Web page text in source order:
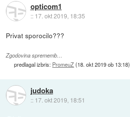
opticom1
:: 17. okt 2019, 18:35
Privat sporocilo???
Zgodovina sprememb…
predlagal izbris: PromeuZ(18. okt 2019 ob 13:18)
judoka
:: 17. okt 2019, 18:51